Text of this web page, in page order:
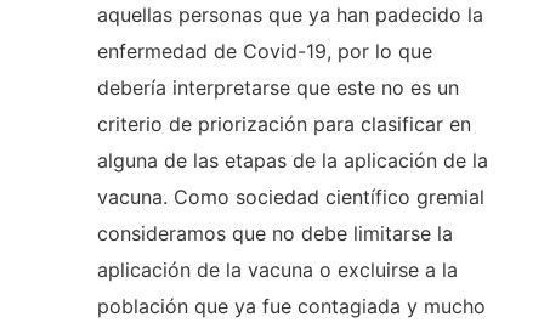
aquellas personas que ya han padecido la
enfermedad de Covid-19, por lo que
debería interpretarse que este no es un
criterio de priorización para clasificar en
alguna de las etapas de la aplicación de la
vacuna. Como sociedad científico gremial
consideramos que no debe limitarse la
aplicación de la vacuna o excluirse a la
población que ya fue contagiada y mucho